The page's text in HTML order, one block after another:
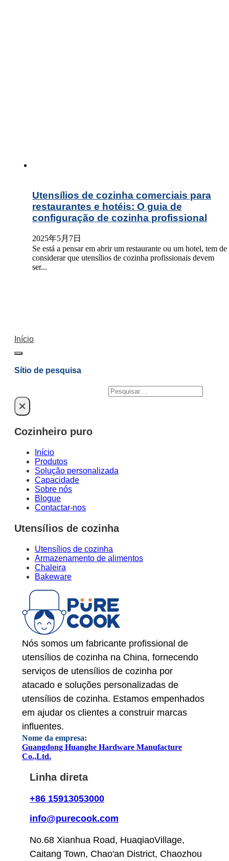
Utensílios de cozinha comerciais para
restaurantes e hotéis: O guia de
configuração de cozinha profissional
2025年5月7日
Se está a pensar em abrir um restaurante ou um hotel, tem de
considerar que utensílios de cozinha profissionais devem
ser...
Início
Sítio de pesquisa
Pesquisar
×
Cozinheiro puro
Início
Produtos
Solução personalizada
Capacidade
Sobre nós
Blogue
Contactar-nos
Utensílios de cozinha
Utensílios de cozinha
Armazenamento de alimentos
Chaleira
Bakeware
Nós somos um fabricante profissional de
utensílios de cozinha na China, fornecendo
serviços de utensílios de cozinha por
atacado e soluções personalizadas de
utensílios de cozinha. Estamos empenhados
em ajudar os clientes a construir marcas
influentes.
Nome da empresa:
Guangdong Huanghe Hardware Manufacture
Co.,Ltd.
Linha direta
+86 15913053000
info@purecook.com
No.68 Xianhua Road, HuaqiaoVillage,
Caitang Town, Chao'an District, Chaozhou